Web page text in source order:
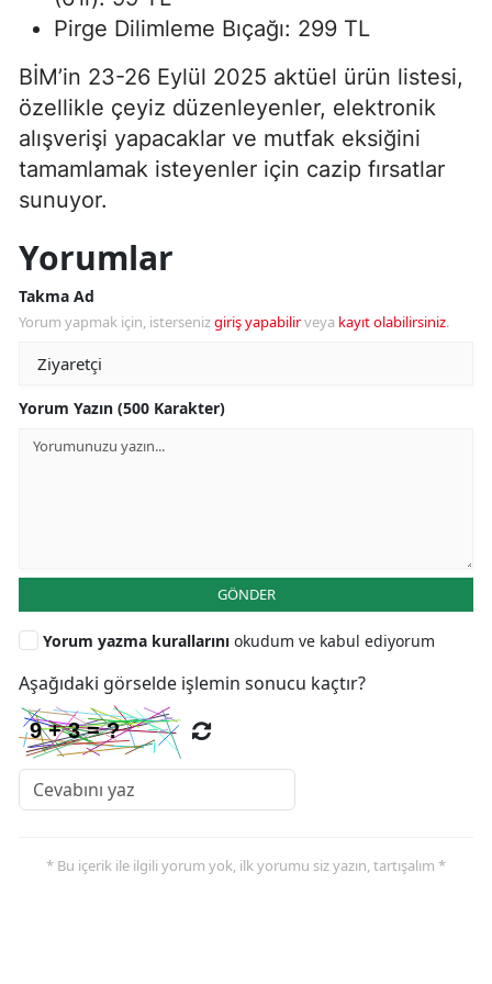
Pirge Dilimleme Bıçağı: 299 TL
BİM’in 23-26 Eylül 2025 aktüel ürün listesi,
özellikle çeyiz düzenleyenler, elektronik
alışverişi yapacaklar ve mutfak eksiğini
tamamlamak isteyenler için cazip fırsatlar
sunuyor.
Yorumlar
Takma Ad
Yorum yapmak için, istersenizgiriş yapabilirveya kayıt olabilirsiniz.
Yorum Yazın (500 Karakter)
GÖNDER
Yorum yazma kurallarını okudum ve kabul ediyorum
Aşağıdaki görselde işlemin sonucu kaçtır?
* Bu içerik ile ilgili yorum yok, ilk yorumu siz yazın, tartışalım *